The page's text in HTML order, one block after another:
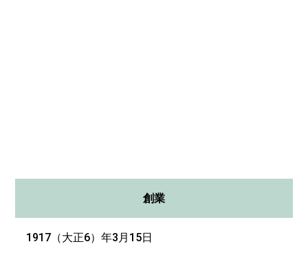
創業
1917（大正6）年3月15日